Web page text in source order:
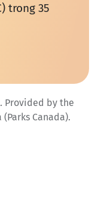
trong 35
Provided by the
Canada).